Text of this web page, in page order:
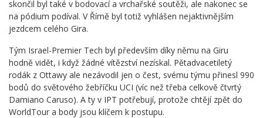
skončil byl také v bodovací a vrchařské soutěži, ale nakonec se
na pódium podíval. V Římě byl totiž vyhlášen nejaktivnějším
jezdcem celého Gira.
Tým Israel-Premier Tech byl především díky němu na Giru
hodně vidět, i když žádné vítězství nezískal. Pětadvacetiletý
rodák z Ottawy ale nezávodil jen o čest, svému týmu přinesl 990
bodů do světového žebříčku UCI (víc než třeba celkově čtvrtý
Damiano Caruso). A ty v IPT potřebují, protože chtějí zpět do
WorldTour a body jsou klíčem k postupu.